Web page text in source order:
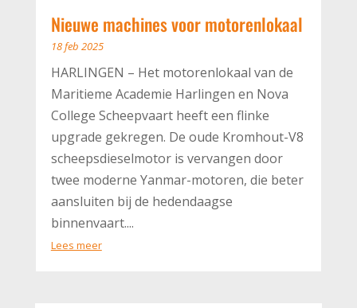
Nieuwe machines voor motorenlokaal
18 feb 2025
HARLINGEN – Het motorenlokaal van de
Maritieme Academie Harlingen en Nova
College Scheepvaart heeft een flinke
upgrade gekregen. De oude Kromhout-V8
scheepsdieselmotor is vervangen door
twee moderne Yanmar-motoren, die beter
aansluiten bij de hedendaagse
binnenvaart....
Lees meer